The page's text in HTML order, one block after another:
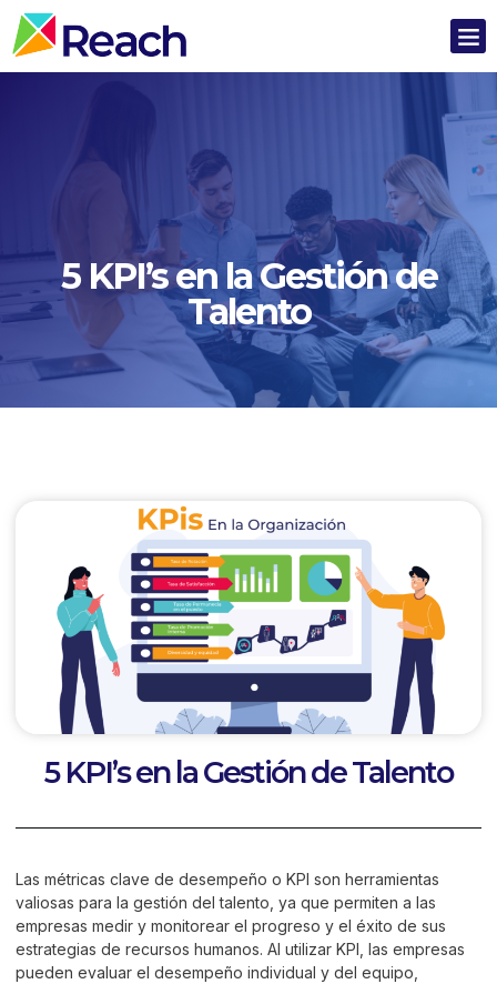
5 KPI’s en la Gestión de
Talento
5 KPI’s en la Gestión de Talento
Las métricas clave de desempeño o KPI son herramientas
valiosas para la gestión del talento, ya que permiten a las
empresas medir y monitorear el progreso y el éxito de sus
estrategias de recursos humanos. Al utilizar KPI, las empresas
pueden evaluar el desempeño individual y del equipo,